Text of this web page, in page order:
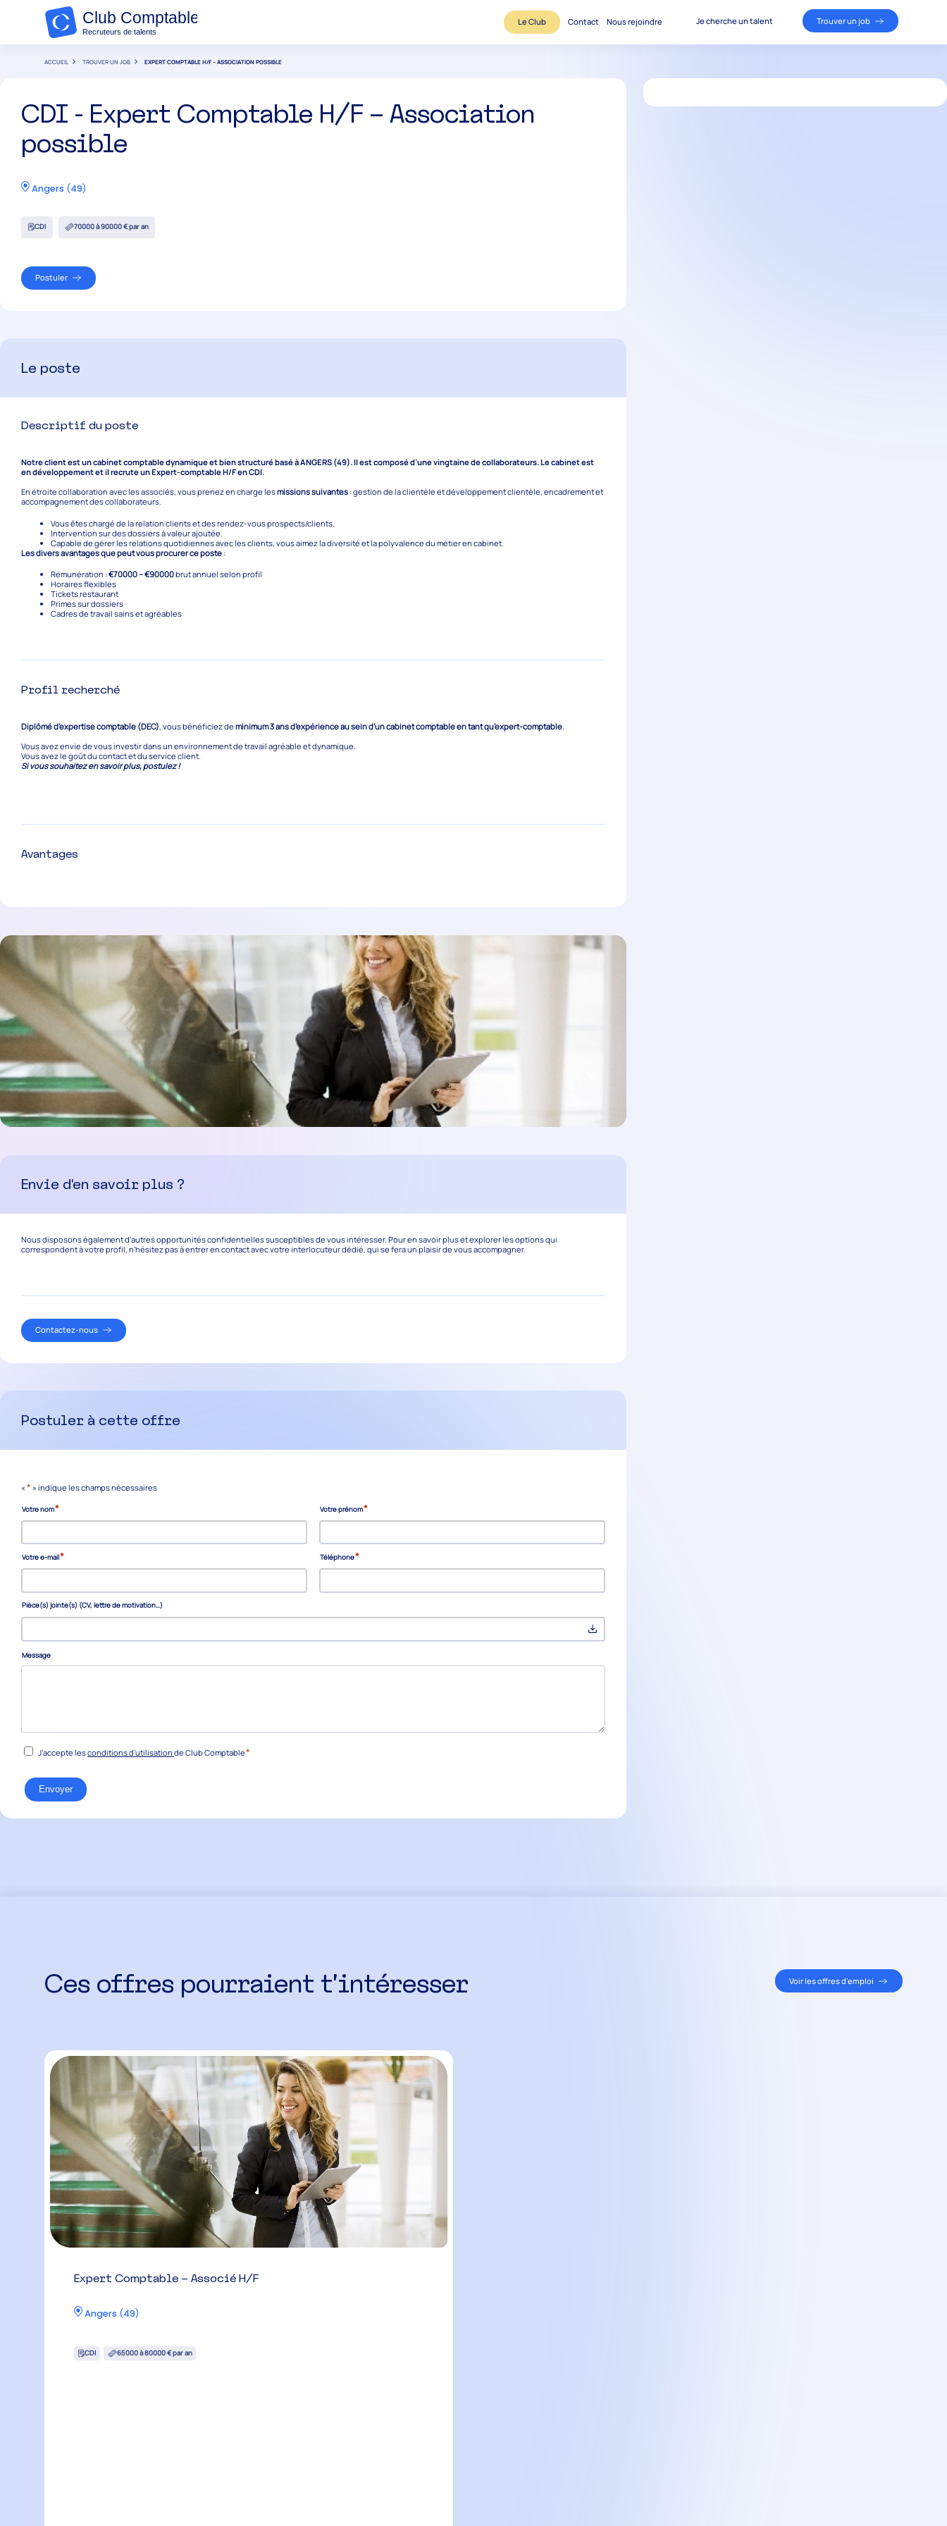
Le Club Contact Nous rejoindre Je cherche un talent Trouver un job
ACCUEIL TROUVER UN JOB EXPERT COMPTABLE H/F – ASSOCIATION POSSIBLE
CDI - Expert Comptable H/F – Association
possible
Angers (49)
CDI 70000 à 90000 € par an
Postuler
Le poste
Descriptif du poste
Notre client est un cabinet comptable dynamique et bien structuré basé à ANGERS (49). Il est composé d’une vingtaine de collaborateurs. Le cabinet est
en développement et il recrute un Expert-comptable H/F en CDI.
En étroite collaboration avec les associés, vous prenez en charge lesmissions suivantes : gestion de la clientèle et développement clientèle, encadrement et
accompagnement des collaborateurs.
Vous êtes chargé de la relation clients et des rendez-vous prospects/clients.
Intervention sur des dossiers à valeur ajoutée.
Capable de gérer les relations quotidiennes avec les clients, vous aimez la diversité et la polyvalence du métier en cabinet.
Les divers avantages que peut vous procurer ce poste :
Rémunération :€70000 – €90000brut annuel selon profil
Horaires flexibles
Tickets restaurant
Primes sur dossiers
Cadres de travail sains et agréables
Profil recherché
Diplômé d’expertise comptable (DEC), vous bénéficiez deminimum 3 ans d’expérience au sein d’un cabinet comptable en tant qu’expert-comptable.
Vous avez envie de vous investir dans un environnement de travail agréable et dynamique.
Vous avez le goût du contact et du service client.
Si vous souhaitez en savoir plus, postulez !
Avantages
Envie d’en savoir plus ?
Nous disposons également d’autres opportunités confidentielles susceptibles de vous intéresser. Pour en savoir plus et explorer les options qui
correspondent à votre profil, n’hésitez pas à entrer en contact avec votre interlocuteur dédié, qui se fera un plaisir de vous accompagner.
Contactez-nous
Postuler à cette offre
«* » indique les champs nécessaires
Votre nom* Votre prénom*
Votre e-mail* Téléphone*
Pièce(s) jointe(s) (CV, lettre de motivation…)
Message
RGPD *
J’accepte lesconditions d’utilisation de Club Comptable*
Envoyer
Ces offres pourraient t’intéresser Voir les offres d’emploi
Expert Comptable – Associé H/F
Angers (49)
CDI 65000 à 80000 € par an